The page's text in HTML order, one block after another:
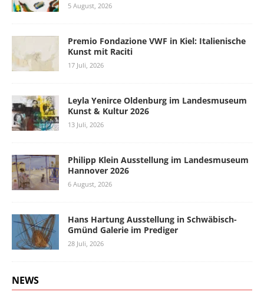
5 August, 2026
Premio Fondazione VWF in Kiel: Italienische
Kunst mit Raciti
17 Juli, 2026
Leyla Yenirce Oldenburg im Landesmuseum
Kunst & Kultur 2026
13 Juli, 2026
Philipp Klein Ausstellung im Landesmuseum
Hannover 2026
6 August, 2026
Hans Hartung Ausstellung in Schwäbisch-
Gmünd Galerie im Prediger
28 Juli, 2026
NEWS